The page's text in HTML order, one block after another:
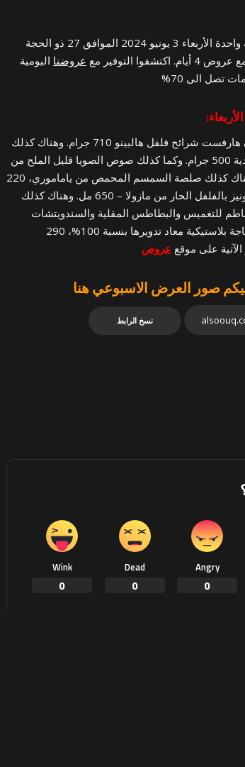
عروض بنده بصفحة واحدة الأربعاء 3 يونيو 2024 الموافق 27 ذو الحجة
عروضنا اليومية
تصل الى 70%
نقدم كذلك امريكان هارفست شرائح فلفل هالبينو 710 جرام. وهناك كذلك
صلصة ايطالية تقليدية 500 جرام. وكما كذلك صوص الصويا قليل الملح من
كيكومان، 1 لتر. وهناك كذلك صلصة السمسم المحمص من ياماموري، 220
مل. وكما كذلك مايونيز بالفلفل الحار من مازولا – 650 مل. وهناك كذلك
للتغميس والبطاطس المقلية والسندويتشات
بنكهة كلاسيكية، زجاجة بلاستيكية معاد تدويرها بنسبة 100%، 290
على موقع عروض
صور العرض الاسبوعي هنا
نسخ الرابط
Angry
0
Dead
0
Wink
0